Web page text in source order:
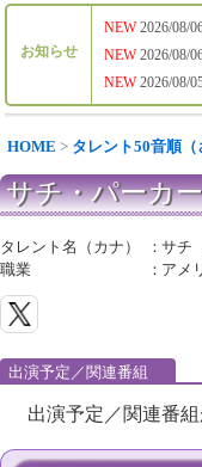
お知らせ
NEW
NEW
NEW
2026/08/
2026/08/
2026/08/
HOME > タレント50音順（
サチ・パーカー
タレント名（カナ） ：サチ
職業
： アメ
出演予定／関連番組
出演予定／関連番組